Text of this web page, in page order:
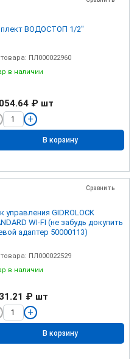
ВОДОСТОП 1/2"
ПЛ000022960
в наличии
₽ шт
В корзину
Сравнить
управления GIDROLOCK
WI-FI (не забудь докупить
адаптер 50000113)
ПЛ000022529
в наличии
₽ шт
В корзину